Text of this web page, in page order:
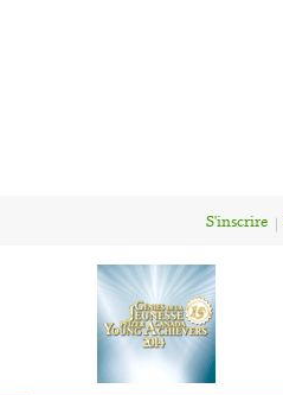
S'inscrire